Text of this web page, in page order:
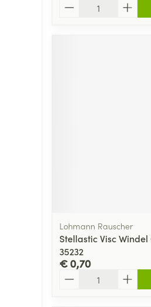
Lohmann Rauscher
Stellastic Visc
35232
€ 0,70